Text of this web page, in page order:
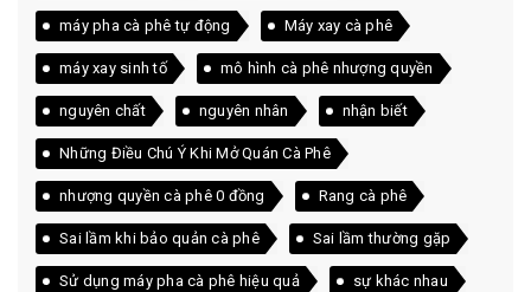
máy pha cà phê tự động Máy xay cà phê
máy xay sinh tố mô hình cà phê nhượng quyền
nguyên chất nguyên nhân nhận biết
Những Điều Chú Ý Khi Mở Quán Cà Phê
nhượng quyền cà phê 0 đồng Rang cà phê
Sai lầm khi bảo quản cà phê Sai lầm thường gặp
Sử dụng máy pha cà phê hiệu quả sự khác nhau